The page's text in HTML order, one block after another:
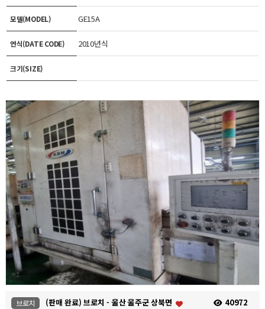
모델(MODEL) GE15A
연식(DATE CODE) 2010년식
크기(SIZE)
브로치 (판매 완료) 브로치 - 울산 울주군 상북면 40972